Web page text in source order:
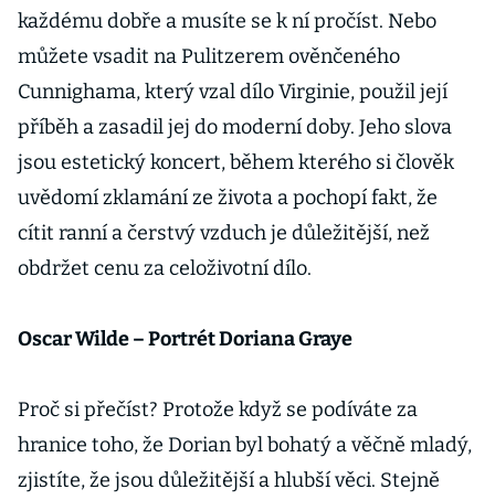
každému dobře a musíte se k ní pročíst. Nebo
můžete vsadit na Pulitzerem ověnčeného
Cunnighama, který vzal dílo Virginie, použil její
příběh a zasadil jej do moderní doby. Jeho slova
jsou estetický koncert, během kterého si člověk
uvědomí zklamání ze života a pochopí fakt, že
cítit ranní a čerstvý vzduch je důležitější, než
obdržet cenu za celoživotní dílo.
Oscar Wilde – Portrét Doriana Graye
Proč si přečíst? Protože když se podíváte za
hranice toho, že Dorian byl bohatý a věčně mladý,
zjistíte, že jsou důležitější a hlubší věci. Stejně